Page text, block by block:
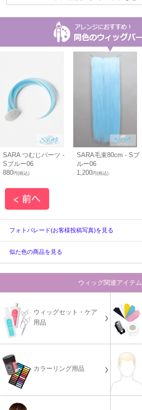
SARA つむじパーツ -
Sブルー06
880円(税込)
SARA毛束80cm - Sブ
ルー06
1,200円(税込)
フォトパレード(お客様投稿写真)を見る
似た色の商品を見る
ウィッグ関連アイテム
ウィッグセット・ケア
用品
カラーリング用品